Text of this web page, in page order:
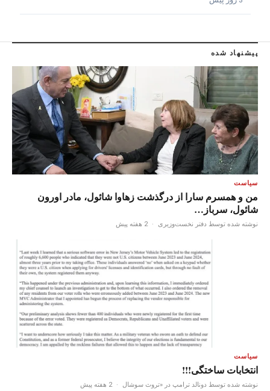
پیشنهاد شده
سیاست
من و همسرم سارا از درگذشت زهاوا شائول، مادر اورون
شائول، سرباز…
نوشته شده توسط دفتر نخست‌وزیری · 2 هفته پیش
سیاست
انتخابات ساختگی!!!
نوشته شده توسط دونالد ترامپ در «تروث سوشال · 2 هفته پیش